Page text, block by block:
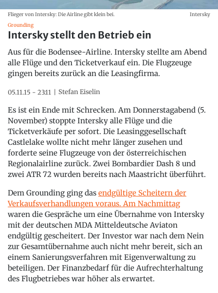
Flieger von Intersky: Die Airline gibt klein bei.
Intersky
Grounding
Intersky stellt den Betrieb ein
Aus für die Bodensee-Airline. Intersky stellte am Abend
alle Flüge und den Ticketverkauf ein. Die Flugzeuge
gingen bereits zurück an die Leasingfirma.
05.11.15 - 23:11 Stefan Eiselin
Es ist ein Ende mit Schrecken. Am Donnerstagabend (5.
November) stoppte Intersky alle Flüge und die
Ticketverkäufe per sofort. Die Leasinggesellschaft
Castlelake wollte nicht mehr länger zusehen und
forderte seine Flugzeuge von der österreichischen
Regionalairline zurück. Zwei Bombardier Dash 8 und
zwei ATR 72 wurden bereits nach Maastricht überführt.
Dem Grounding ging das endgültige Scheitern der
Verkaufsverhandlungen voraus. Am Nachmittag
waren die Gespräche um eine Übernahme von Intersky
mit der deutschen MDA Mitteldeutsche Aviaton
endgültig gescheitert. Der Investor war nach dem Nein
zur Gesamtübernahme auch nicht mehr bereit, sich an
einem Sanierungsverfahren mit Eigenverwaltung zu
beteiligen. Der Finanzbedarf für die Aufrechterhaltung
des Flugbetriebes war höher als erwartet.